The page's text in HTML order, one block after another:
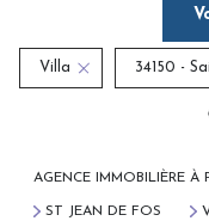
Villa 34150 -
AGENCE IMMOBILIÈRE À
ST JEAN DE FOS